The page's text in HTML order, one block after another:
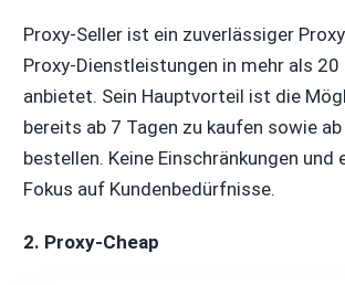
Proxy-Seller ist ein zuverlässiger
Proxy-Dienstleistungen in mehr als 20
anbietet. Sein Hauptvorteil ist die
bereits ab 7 Tagen zu kaufen sowie ab
bestellen. Keine Einschränkungen und
Fokus auf Kundenbedürfnisse.
2. Proxy-Cheap